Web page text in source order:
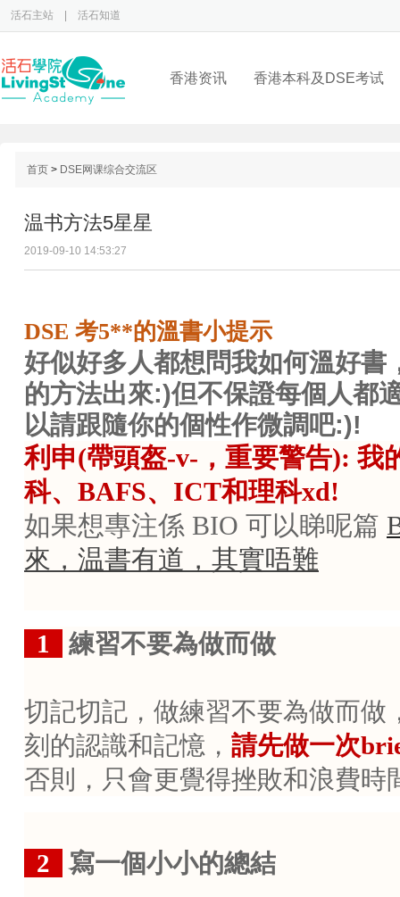
活石主站 活石知道
香港资讯 香港本科及DSE考试
首页 > DSE网课综合交流区
温书方法5星星
2019-09-10 14:53:27
DSE 考5**的溫書小提示
好似好多人都想問我如何溫好書
的方法出來:)但不保證每個人都
以請跟隨你的個性作微調吧:)!
利申(帶頭盔-v-，重要警告): 我
科、BAFS、ICT和理科xd!
如果想專注係 BIO 可以睇呢篇
來，温書有道，其實唔難
1 練習不要為做而做
切記切記，做練習不要為做而做
刻的認識和記憶， 請先做一次
否則，只會更覺得挫敗和浪費時
2 寫一個小小的總結